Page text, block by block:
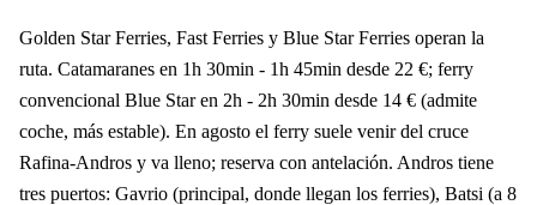
Golden Star Ferries, Fast Ferries y Blue Star Ferries operan la
ruta. Catamaranes en 1h 30min - 1h 45min desde 22 €; ferry
convencional Blue Star en 2h - 2h 30min desde 14 € (admite
coche, más estable). En agosto el ferry suele venir del cruce
Rafina-Andros y va lleno; reserva con antelación. Andros tiene
tres puertos: Gavrio (principal, donde llegan los ferries), Batsi (a 8